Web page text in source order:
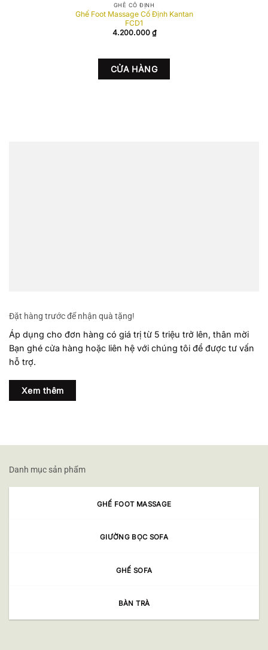
GHẾ CỐ ĐỊNH
Ghế Foot Massage Cố Định Kantan
FCD1
4.200.000 ₫
CỬA HÀNG
Đặt hàng trước để nhận quà tặng!
Áp dụng cho đơn hàng có giá trị từ 5 triệu trở lên, thân mời
Bạn ghé cửa hàng hoặc liên hệ với chúng tôi để được tư vấn
hỗ trợ.
Xem thêm
Danh mục sản phẩm
GHẾ FOOT MASSAGE
GIƯỜNG BỌC SOFA
GHẾ SOFA
BÀN TRÀ